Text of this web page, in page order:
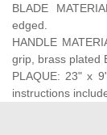
BLADE
edged.
HANDLE
grip, brass plated
PLAQUE: 23" x
instructions